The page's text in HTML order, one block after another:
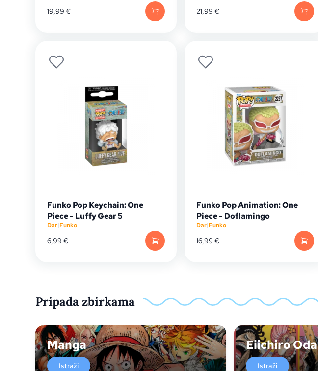
19,99 € 21,99 €
Funko Pop Keychain: One
Piece - Luffy Gear 5
Dar|Funko
6,99 €
Funko Pop Animation: One
Piece - Doflamingo
Dar|Funko
16,99 €
Pripada zbirkama
Manga
Istraži
Eiichiro Oda
Istraži